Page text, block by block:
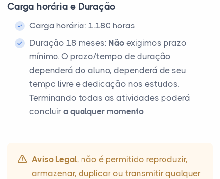
Carga horária e Duração
Carga horária: 1.180 horas
Duração 18 meses: Não exigimos prazo
mínimo. O prazo/tempo de duração
dependerá do aluno, dependerá de seu
tempo livre e dedicação nos estudos.
Terminando todas as atividades poderá
concluir a qualquer momento
Aviso Legal, não é permitido reproduzir,
armazenar, duplicar ou transmitir qualquer